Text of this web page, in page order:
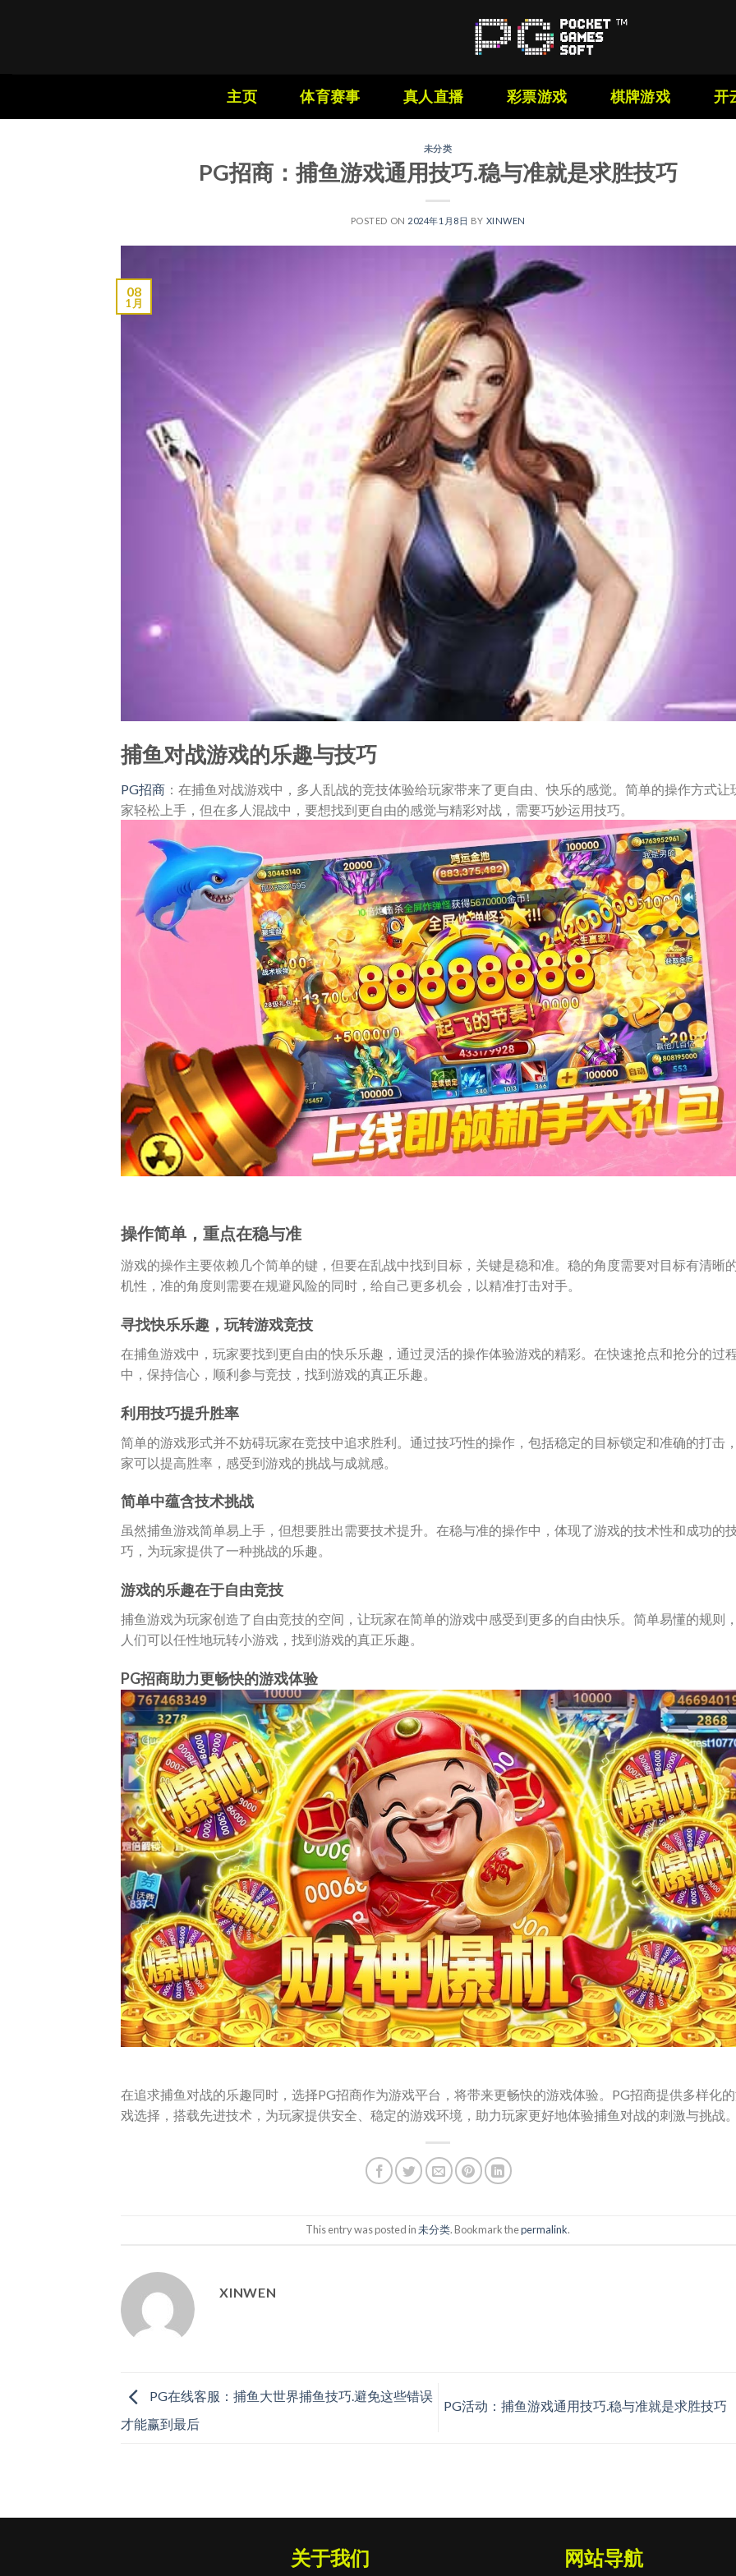
主页 体育赛事 真人直播 彩票游戏 棋牌游戏 开
未分类
PG招商：捕鱼游戏通用技巧.稳与准就是求胜技巧
POSTED ON 2024年1月8日 BY XINWEN
08
1 月
捕鱼对战游戏的乐趣与技巧
PG招商 ：在捕鱼对战游戏中，多人乱战的竞技体验给玩家带来了更自由、快乐的感觉。简单的操作方式让
家轻松上手，但在多人混战中，要想找到更自由的感觉与精彩对战，需要巧妙运用技巧。
操作简单，重点在稳与准
游戏的操作主要依赖几个简单的键，但要在乱战中找到目标，关键是稳和准。稳的角度需要对目标有清晰
机性，准的角度则需要在规避风险的同时，给自己更多机会，以精准打击对手。
寻找快乐乐趣，玩转游戏竞技
在捕鱼游戏中，玩家要找到更自由的快乐乐趣，通过灵活的操作体验游戏的精彩。在快速抢点和抢分的过
中，保持信心，顺利参与竞技，找到游戏的真正乐趣。
利用技巧提升胜率
简单的游戏形式并不妨碍玩家在竞技中追求胜利。通过技巧性的操作，包括稳定的目标锁定和准确的打击
家可以提高胜率，感受到游戏的挑战与成就感。
简单中蕴含技术挑战
虽然捕鱼游戏简单易上手，但想要胜出需要技术提升。在稳与准的操作中，体现了游戏的技术性和成功的
巧，为玩家提供了一种挑战的乐趣。
游戏的乐趣在于自由竞技
捕鱼游戏为玩家创造了自由竞技的空间，让玩家在简单的游戏中感受到更多的自由快乐。简单易懂的规则
人们可以任性地玩转小游戏，找到游戏的真正乐趣。
PG招商助力更畅快的游戏体验
在追求捕鱼对战的乐趣同时，选择PG招商作为游戏平台，将带来更畅快的游戏体验。PG招商提供多样化
戏选择，搭载先进技术，为玩家提供安全、稳定的游戏环境，助力玩家更好地体验捕鱼对战的刺激与挑战
This entry was posted in未分类. Bookmark thepermalink.
XINWEN
PG在线客服：捕鱼大世界捕鱼技巧.避免这些错误
才能赢到最后
PG活动：捕鱼游戏通用技巧.稳与准就是求胜技巧
关于我们 网站导航